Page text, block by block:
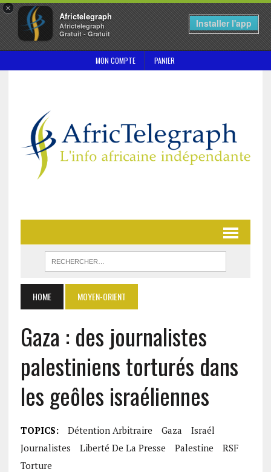
×
Africtelegraph
Africtelegraph
Gratuit - Gratuit
Installer l'app
MON COMPTE PANIER
HOME MOYEN-ORIENT
Gaza : des journalistes
palestiniens torturés dans
les geôles israéliennes
TOPICS: Détention Arbitraire Gaza
Israél
Journalistes
Liberté De La Presse Palestine
RSF
Torture